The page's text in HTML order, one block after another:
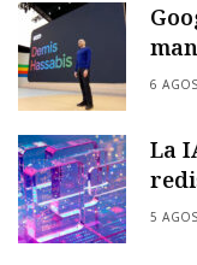
6
La
5